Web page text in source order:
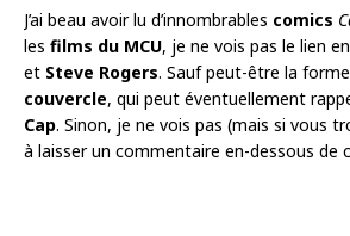
J’ai beau avoir lu d’innombrables comics
les films du MCU, je ne vois pas le lien
et Steve Rogers. Sauf peut-être la
couvercle, qui peut éventuellement
Cap. Sinon, je ne vois pas (mais si vous
à laisser un commentaire en-dessous de